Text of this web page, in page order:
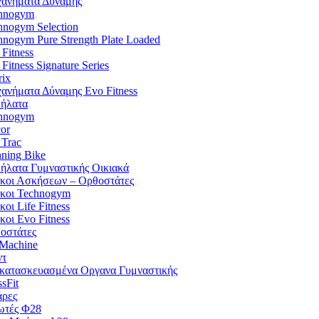
Selection
Pure Strength Plate Loaded
Signature Series
Δύναμης Evo Fitness
Bike
Γυμναστικής Οικιακά
Ασκήσεων – Ορθοστάτες
Technogym
Life Fitness
Evo Fitness
Οργανα Γυμναστικής
Φ28